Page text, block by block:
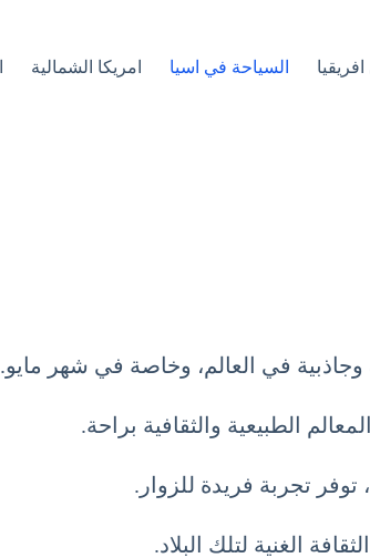
السياحة في اسيا امريكا الشمالية
وجاذبية في العالم، وخاصة في شهر مايو.
الطبيعية والثقافية براحة.
توفر تجربة فريدة للزوار.
الغنية لتلك البلاد.